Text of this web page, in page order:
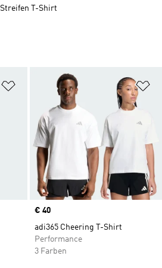
Zur Wunschliste hinzufügen
Price
€ 40
adi365 Cheering T-Shirt
Performance
3 Farben
Streifen T-Shirt